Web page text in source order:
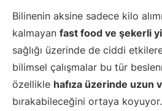
Bilinenin aksine sadece kilo
kalmayan fast food ve şekerli
sağlığı üzerinde de ciddi
bilimsel çalışmalar bu tür
özellikle hafıza üzerinde uzun
bırakabileceğini ortaya